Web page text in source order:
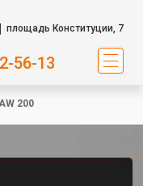
площадь Конституции, 7
56-13
200